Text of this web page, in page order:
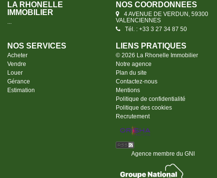
LA RHONELLE
IMMOBILIER
...
NOS COORDONNÉES
4 AVENUE DE VERDUN, 59300
VALENCIENNES
Tél. : +33 3 27 34 87 50
NOS SERVICES
Acheter
Vendre
Louer
Gérance
Estimation
LIENS PRATIQUES
© 2026 La Rhonelle Immobilier
Notre agence
Plan du site
Contactez-nous
Mentions
Politique de confidentialité
Politique des cookies
Recrutement
Agence membre du GNI